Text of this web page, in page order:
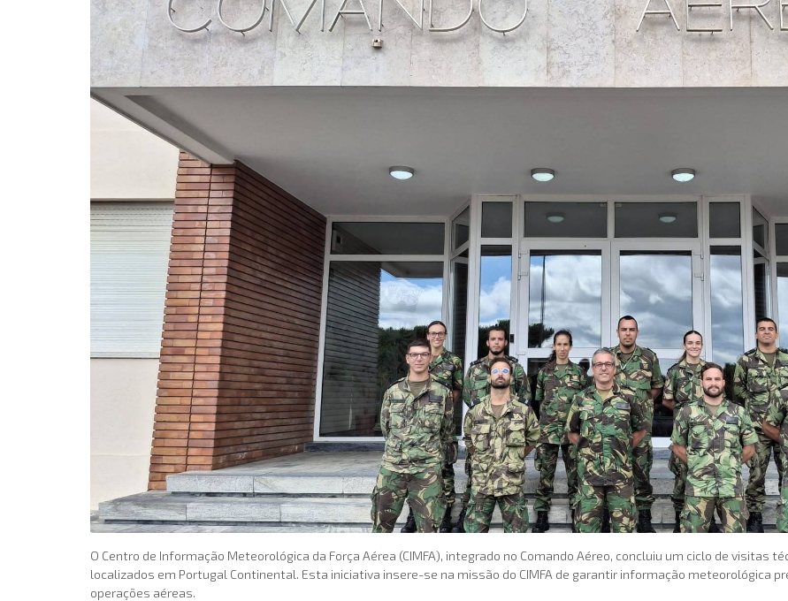
O Centro de Informação Meteorológica da Força Aérea (CIMFA), integrado no Comando Aéreo, concluiu um ciclo de visitas
localizados em Portugal Continental. Esta iniciativa insere-se na missão do CIMFA de garantir informação meteorológica
operações aéreas.